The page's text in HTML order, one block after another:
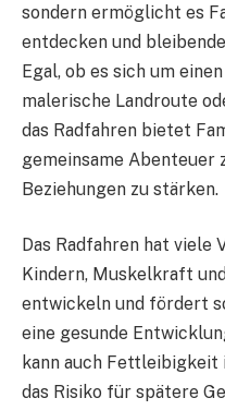
sondern ermöglicht es
entdecken und
Egal, ob es sich um
malerische Landroute
das Radfahren bietet
gemeinsame Abenteuer
Beziehungen zu stärken.
Das Radfahren hat
Kindern, Muskelkraft
entwickeln und fördert
eine gesunde
kann auch Fettleibigkeit
das Risiko für spätere